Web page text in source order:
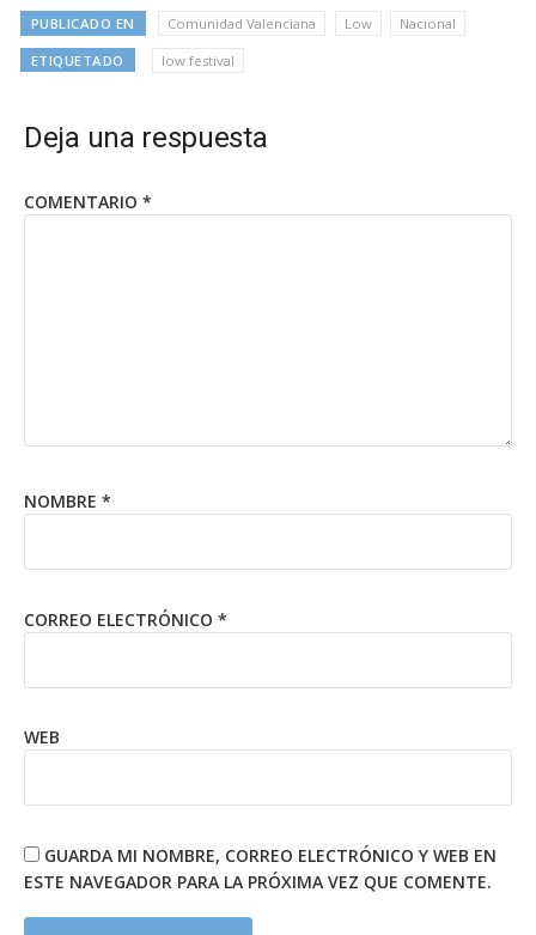
PUBLICADO EN Comunidad Valenciana Low Nacional
ETIQUETADO low festival
Deja una respuesta
COMENTARIO *
NOMBRE *
CORREO ELECTRÓNICO *
WEB
GUARDA MI NOMBRE, CORREO ELECTRÓNICO Y WEB EN
ESTE NAVEGADOR PARA LA PRÓXIMA VEZ QUE COMENTE.